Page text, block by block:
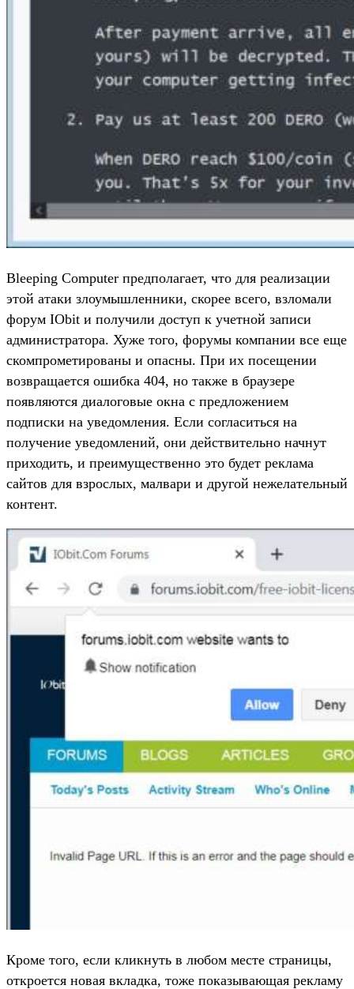
Bleeping Computer предполагает, что для реализации
этой атаки злоумышленники, скорее всего, взломали
форум IObit и получили доступ к учетной записи
администратора. Хуже того, форумы компании все еще
скомпрометированы и опасны. При их посещении
возвращается ошибка 404, но также в браузере
появляются диалоговые окна с предложением
подписки на уведомления. Если согласиться на
получение уведомлений, они действительно начнут
приходить, и преимущественно это будет реклама
сайтов для взрослых, малвари и другой нежелательный
контент.
Кроме того, если кликнуть в любом месте страницы,
откроется новая вкладка, тоже показывающая рекламу